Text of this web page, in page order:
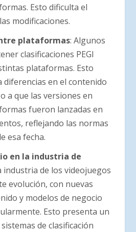
Esto dificulta el
modificaciones.
plataformas: Algunos
clasificaciones PEGI
plataformas. Esto
diferencias en el contenido
a que las versiones en
fueron lanzadas en
reflejando las normas
esa fecha.
en la industria de
industria de los videojuegos
evolución, con nuevas
y modelos de negocio
Esto presenta un
de clasificación